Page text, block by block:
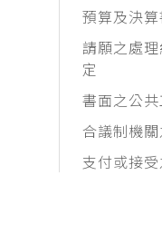
預算及決算
請願之處
定
書面之公
合議制機
支付或接